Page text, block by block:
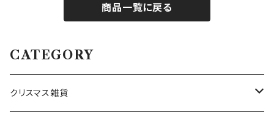
商品一覧に戻る
CATEGORY
クリスマス雑貨